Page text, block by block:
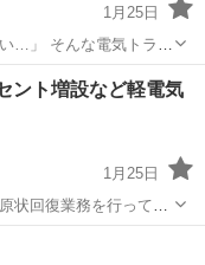
1月25日
…」 そんな電気トラブ
ント増設など軽電気
1月25日
状回復業務を行ってい
コンセントの交換、位